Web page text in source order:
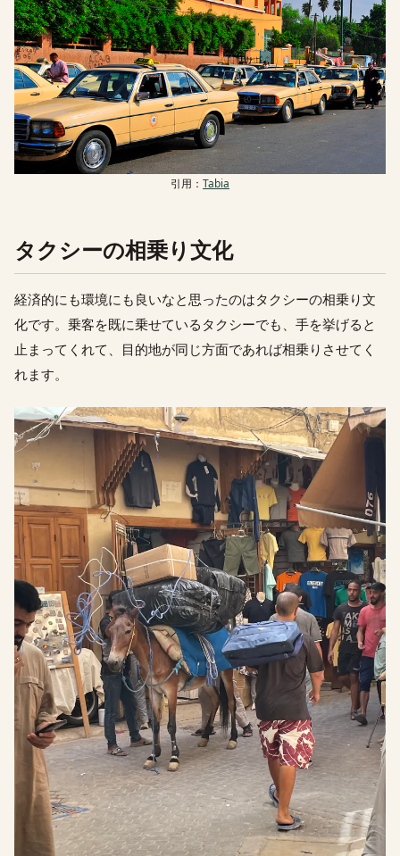
引用： Tabia
タクシーの相乗り文化
経済的にも環境にも良いなと思ったのはタクシーの相乗り文
化です。乗客を既に乗せているタクシーでも、手を挙げると
止まってくれて、目的地が同じ方面であれば相乗りさせてく
れます。